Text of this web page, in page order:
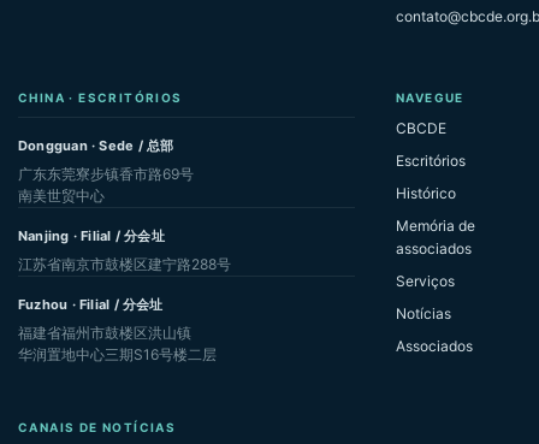
CHINA · ESCRITÓRIOS
Dongguan · Sede / 总部
广东东莞寮步镇香市路69号
南美世贸中心
Nanjing · Filial / 分会址
江苏省南京市鼓楼区建宁路288号
Fuzhou · Filial / 分会址
福建省福州市鼓楼区洪山镇
华润置地中心三期S16号楼二层
NAVEGUE
CBCDE
Escritórios
Histórico
Memória de
associados
Serviços
Notícias
Associados
CANAIS DE NOTÍCIAS